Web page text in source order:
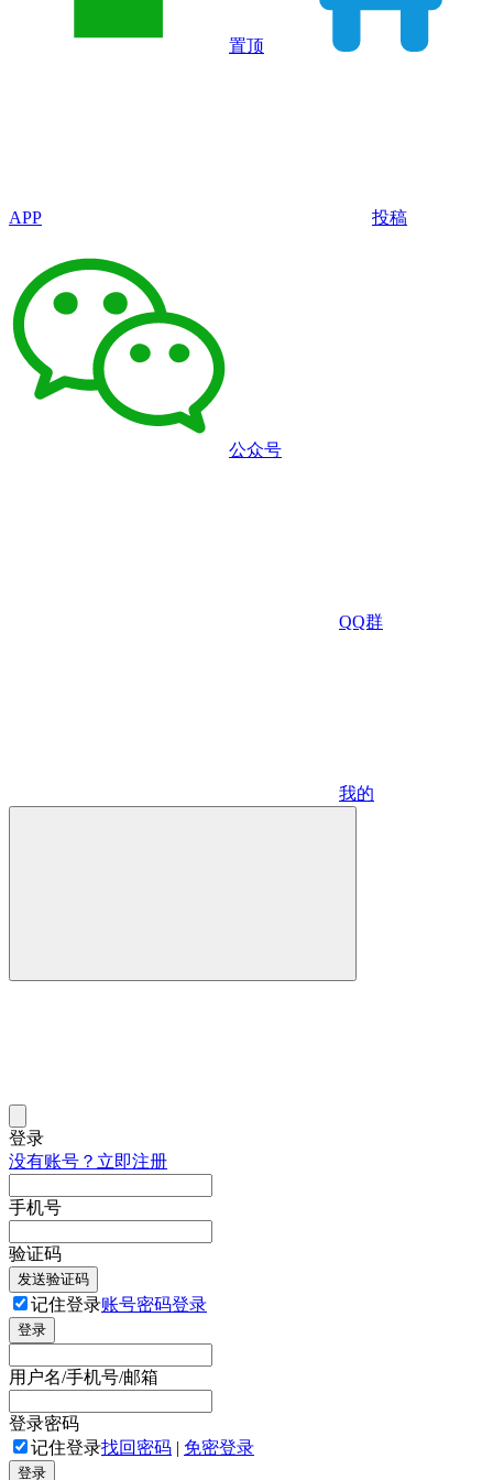
置顶
APP 投稿
公众号
QQ群
我的
登录
没有账号？立即注册
手机号
验证码
发送验证码
记住登录账号密码登录
登录
用户名/手机号/邮箱
登录密码
记住登录找回密码 | 免密登录
登录